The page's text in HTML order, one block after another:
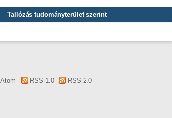
Tallózás tudományterület szerint
Atom RSS 1.0
RSS 2.0